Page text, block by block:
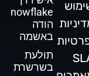
Snowflake
הודה
באשמה
תולעת
בשרשרת